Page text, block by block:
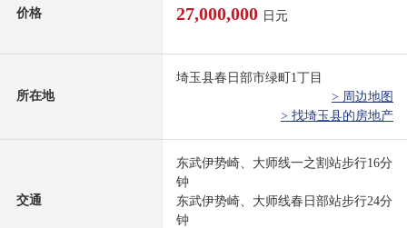
价格 27,000,000 日元
所在地
埼玉县春日部市绿町1丁目
> 周边地图
> 找埼玉县的房地产
交通
东武伊势崎、大师线一之割站步行16分
钟
东武伊势崎、大师线春日部站步行24分
钟